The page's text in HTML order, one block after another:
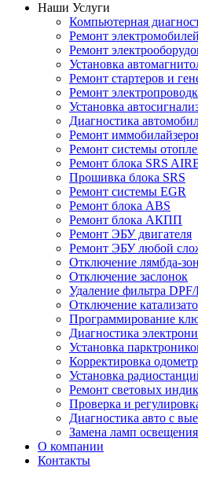
Наши Услуги
Компьютерная
Ремонт электромобилей
Ремонт
Установка
Ремонт стартеров и
Ремонт
Установка
Диагностика
Ремонт
Ремонт системы
Ремонт блока SRS
Прошивка блока SRS
Ремонт системы EGR
Ремонт блока ABS
Ремонт блока АКПП
Ремонт ЭБУ двигателя
Ремонт ЭБУ любой
Отключение лямбда-
Отключение заслонок
Удаление фильтра
Отключение
Программирование
Диагностика
Установка
Корректировка
Установка
Ремонт световых
Проверка и
Диагностика авто с
Замена ламп освещения
О компании
Контакты